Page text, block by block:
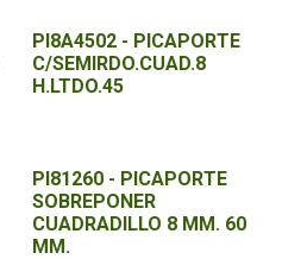
PI8A4502 - PICAPORTE
C/SEMIRDO.CUAD.8
H.LTDO.45
PI81260 - PICAPORTE
SOBREPONER
CUADRADILLO 8 MM. 60
MM.